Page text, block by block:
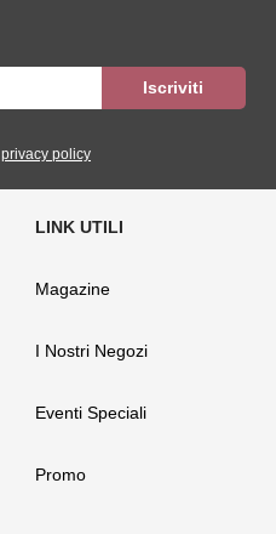
privacy policy
Magazine
I Nostri Negozi
Eventi Speciali
Promo